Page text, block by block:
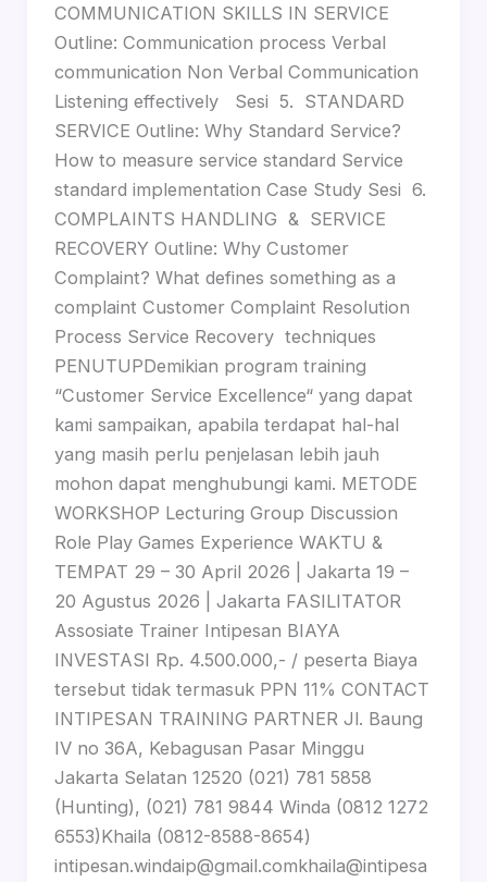
COMMUNICATION SKILLS IN SERVICE
Outline: Communication process Verbal
communication Non Verbal Communication
Listening effectively Sesi 5. STANDARD
SERVICE Outline: Why Standard Service?
How to measure service standard Service
standard implementation Case Study Sesi 6.
COMPLAINTS HANDLING & SERVICE
RECOVERY Outline: Why Customer
Complaint? What defines something as a
complaint Customer Complaint Resolution
Process Service Recovery techniques
PENUTUPDemikian program training
“Customer Service Excellence“ yang dapat
kami sampaikan, apabila terdapat hal-hal
yang masih perlu penjelasan lebih jauh
mohon dapat menghubungi kami. METODE
WORKSHOP Lecturing Group Discussion
Role Play Games Experience WAKTU &
TEMPAT 29 – 30 April 2026 | Jakarta 19 –
20 Agustus 2026 | Jakarta FASILITATOR
Assosiate Trainer Intipesan BIAYA
INVESTASI Rp. 4.500.000,- / peserta Biaya
tersebut tidak termasuk PPN 11% CONTACT
INTIPESAN TRAINING PARTNER Jl. Baung
IV no 36A, Kebagusan Pasar Minggu
Jakarta Selatan 12520 (021) 781 5858
(Hunting), (021) 781 9844 Winda (0812 1272
6553)Khaila (0812-8588-8654)
intipesan.windaip@gmail.comkhaila@intipesa